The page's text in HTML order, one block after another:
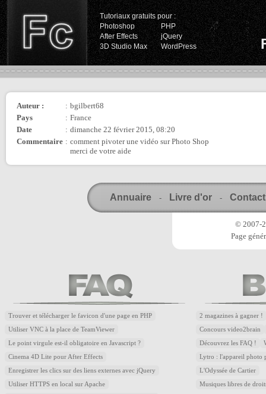
Tutoriaux gratuits pour :
Photoshop
PHP
After Effects
jQuery
3D Studio Max
WordPress
Auteur : : bgilbert68
Pays
: France
Date
: dimanche 22 février 2015, 08:20
Commentaire : comment pivoter une vidéo sur Photo Shop
merci de votre aide
Annuaire - Livre d'or - Contact
© 2007-
Page
Trouver et télécharger le favicon d'une page en PHP
Utiliser VNC à la place de TeamViewer
Le point virgule est-il obligatoire en Javascript ?
Cinema 4D Lite pour After Effects
Enregistrer les clics sur des liens externes avec jQuery
Utiliser HTTPS en local sur Apache
2 magazines à gagner !
Concours video2brain
Découvrez les FAQ !
Lytro : l'appareil photo
L'Odyssée de Cartier
Musiques libres de